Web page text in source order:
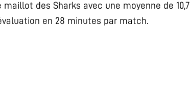
des Sharks avec une moyenne de 10,7
en 28 minutes par match.